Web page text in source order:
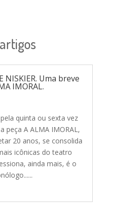
NISKIER. Uma breve
IMORAL.
quinta ou sexta vez
peça A ALMA IMORAL,
20 anos, se consolida
icônicas do teatro
ainda mais, é o